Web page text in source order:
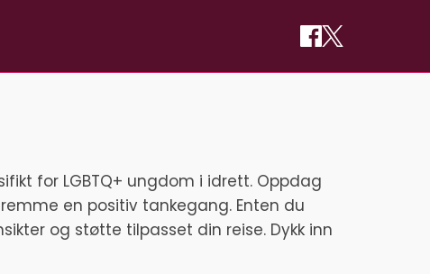
for LGBTQ+ ungdom i idrett. Oppdag
en positiv tankegang. Enten du
og støtte tilpasset din reise. Dykk inn